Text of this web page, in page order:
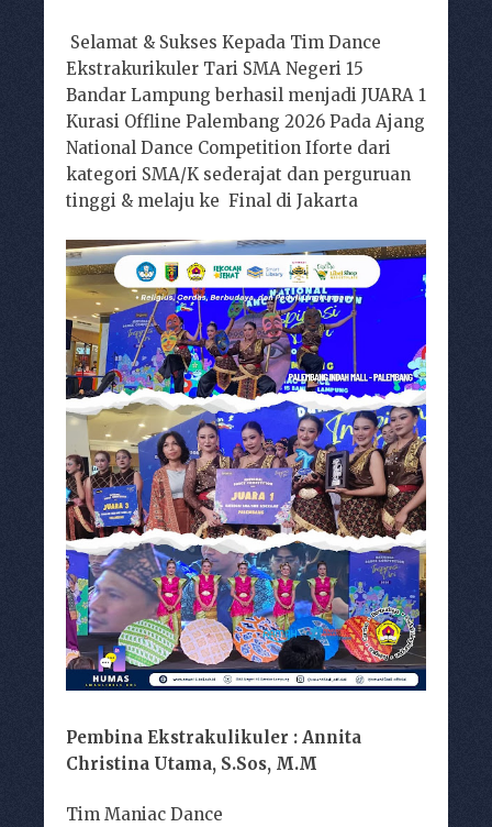
Selamat & Sukses Kepada Tim Dance
Ekstrakurikuler Tari SMA Negeri 15
Bandar Lampung berhasil menjadi JUARA 1
Kurasi Offline Palembang 2026 Pada Ajang
National Dance Competition Iforte dari
kategori SMA/K sederajat dan perguruan
tinggi & melaju ke Final di Jakarta
Pembina Ekstrakulikuler : Annita
Christina Utama, S.Sos, M.M
Tim Maniac Dance